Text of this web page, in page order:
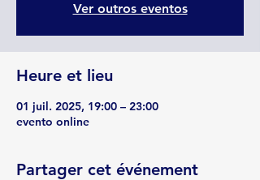
Ver outros eventos
Heure et lieu
01 juil. 2025, 19:00 – 23:00
evento online
Partager cet événement